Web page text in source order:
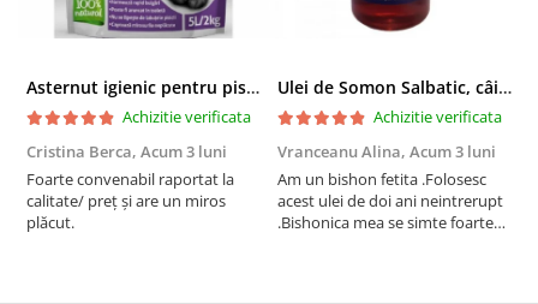
Asternut igienic pentru pisici Tofu Lavanda, Mon Petit 5 l
Achizitie verificata
Cristina Berca, Acum 3 luni
Foarte convenabil raportat la
calitate/ preț și are un miros
plăcut.
Ulei de Somon Salbatic, câini și pisici, piele si blană, BEST4PETS, 1l
Achizitie verificata
Vranceanu Alina, Acum 3 luni
Am un bishon fetita .Folosesc
acest ulei de doi ani neintrerupt
.Bishonica mea se simte foarte